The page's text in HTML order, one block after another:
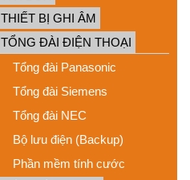
THIẾT BỊ GHI ÂM
TỔNG ĐÀI ĐIỆN THOẠI
Tổng đài Panasonic
Tổng đài Siemens
Tổng đài NEC
Bộ lưu điện (Backup)
Phần mềm tính cước